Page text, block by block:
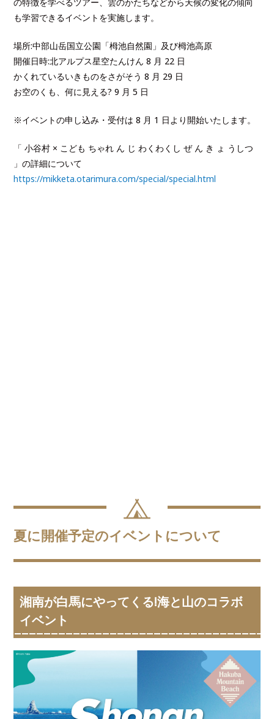
の特徴を学べるツアー、雲のかたちなどから天候の変化の傾向
も学習できるイベントを実施します。
場所:中部山岳国立公園「栂池自然園」及び栂池高原
開催日時:北アルプス星空たんけん 8 月 22 日
かくれているいきものをさがそう 8 月 29 日
お空のくも、何に見える? 9 月 5 日
※イベントの申し込み・受付は 8 月 1 日より開始いたします。
「 小谷村 × こども ちゃれ ん じ わくわくし ぜ ん き ょ うしつ
」の詳細について
https://mikketa.otarimura.com/special/special.html
夏に開催予定のイベントについて
湘南が白馬にやってくる!海と山のコラボ
イベント